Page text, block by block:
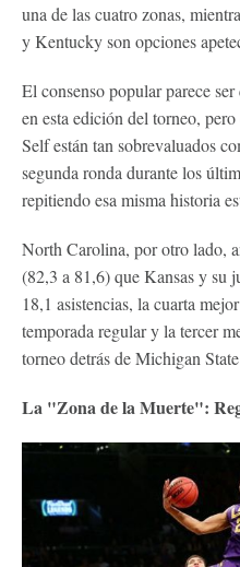
una de las cuatro zonas,
y Kentucky son opciones
El consenso popular parece
en esta edición del torneo,
Self están tan sobrevaluados
segunda ronda durante los
repitiendo esa misma historia
North Carolina, por otro lado,
(82,3 a 81,6) que Kansas y su
18,1 asistencias, la cuarta
temporada regular y la tercer
torneo detrás de Michigan
La "Zona de la Muerte":